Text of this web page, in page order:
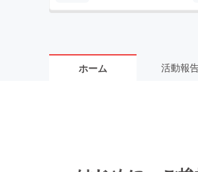
ホーム 活動報